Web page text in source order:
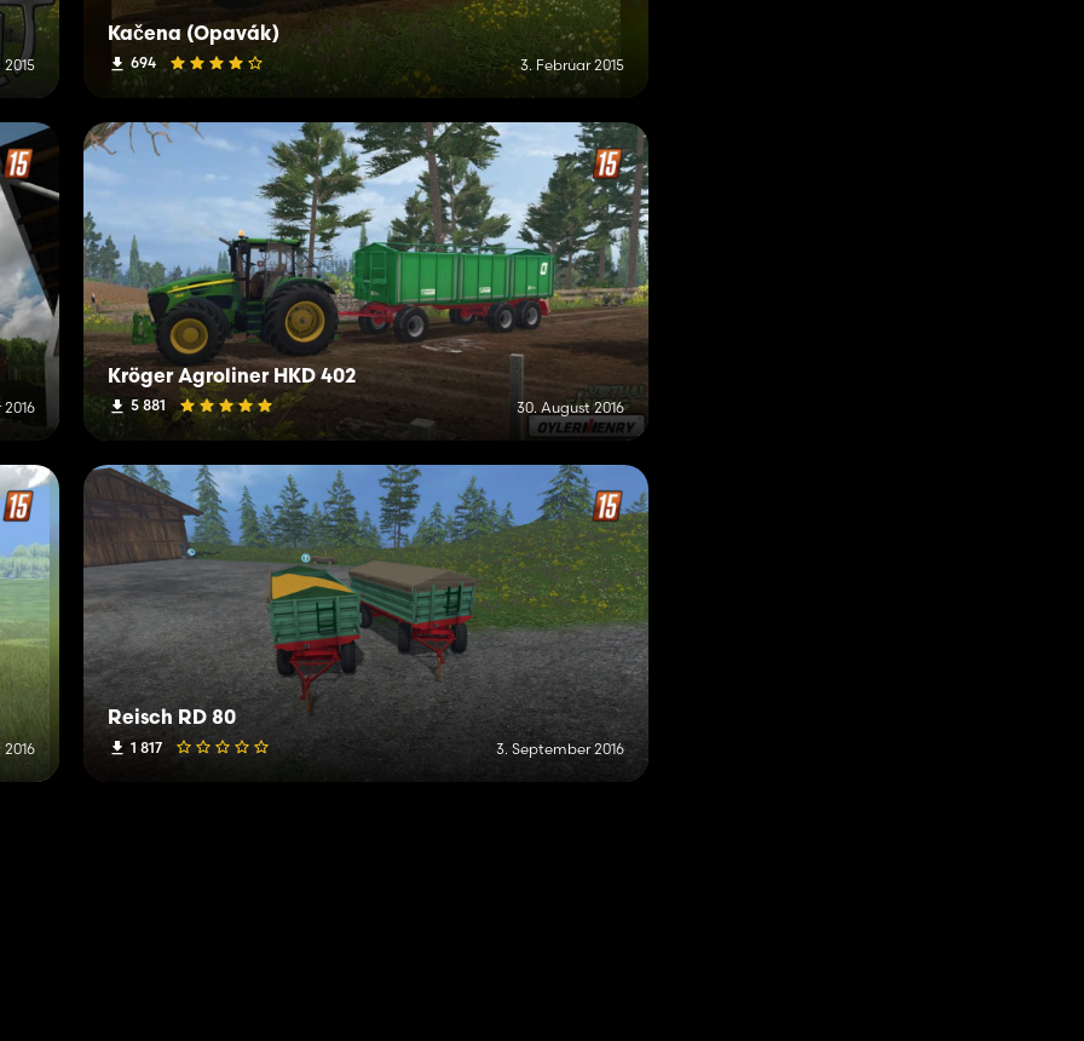
Kačena (Opavák)
694 3. Februar 2015
2016
Kröger Agroliner HKD 402
5 881 30. August 2016
Reisch RD 80
1 817 3. September 2016